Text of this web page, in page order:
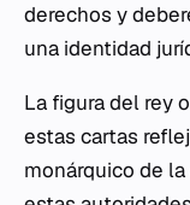
derechos y
una identidad
La figura del rey
estas cartas
monárquico de